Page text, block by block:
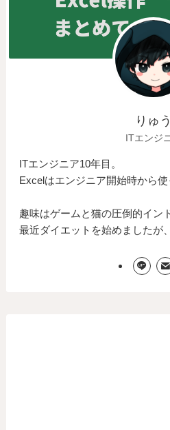
りゅう
ITエンジ
ITエンジニア10年目。
Excelはエンジニア開始時から使
趣味はゲームと猫の圧倒的イン
最近ダイエットを始めましたが